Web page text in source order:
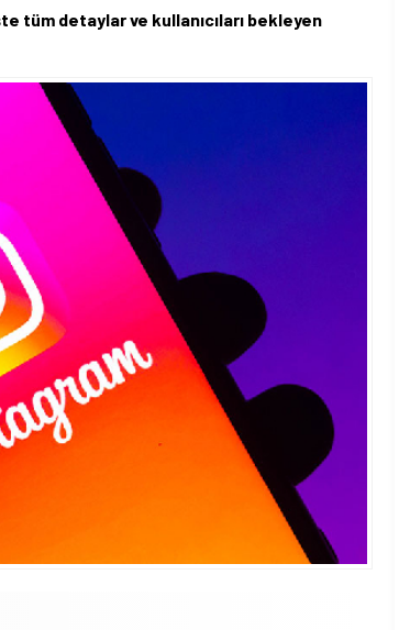
tüm detaylar ve kullanıcıları bekleyen